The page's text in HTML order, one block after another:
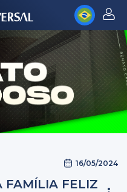
16/05/2024
FAMÍLIA FELIZ